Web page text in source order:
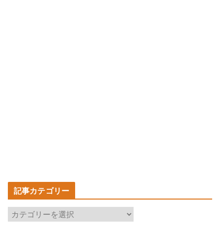
記事カテゴリー
記
事